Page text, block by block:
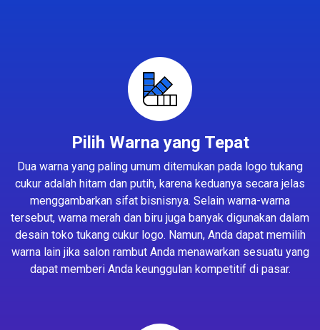
Pilih Warna yang Tepat
Dua warna yang paling umum ditemukan pada logo tukang
cukur adalah hitam dan putih, karena keduanya secara jelas
menggambarkan sifat bisnisnya. Selain warna-warna
tersebut, warna merah dan biru juga banyak digunakan dalam
desain toko tukang cukur logo. Namun, Anda dapat memilih
warna lain jika salon rambut Anda menawarkan sesuatu yang
dapat memberi Anda keunggulan kompetitif di pasar.